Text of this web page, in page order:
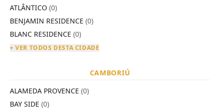
ATLÂNTICO (0)
BENJAMIN RESIDENCE (0)
BLANC RESIDENCE (0)
+ VER TODOS DESTA CIDADE
CAMBORIÚ
ALAMEDA PROVENCE (0)
BAY SIDE (0)